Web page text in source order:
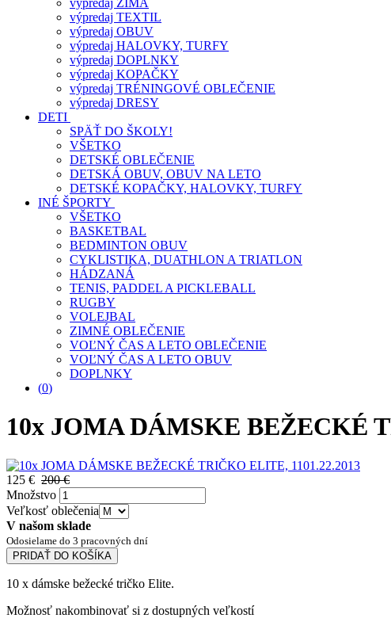
výpredaj ZIMA
výpredaj TEXTIL
výpredaj OBUV
výpredaj HALOVKY, TURFY
výpredaj DOPLNKY
výpredaj KOPAČKY
výpredaj TRÉNINGOVÉ OBLEČENIE
výpredaj DRESY
DETI
SPÄŤ DO ŠKOLY!
VŠETKO
DETSKÉ OBLEČENIE
DETSKÁ OBUV, OBUV NA LETO
DETSKÉ KOPAČKY, HALOVKY, TURFY
INÉ ŠPORTY
VŠETKO
BASKETBAL
BEDMINTON OBUV
CYKLISTIKA, DUATHLON A TRIATLON
HÁDZANÁ
TENIS, PADDEL A PICKLEBALL
RUGBY
VOLEJBAL
ZIMNÉ OBLEČENIE
VOĽNÝ ČAS A LETO OBLEČENIE
VOĽNÝ ČAS A LETO OBUV
DOPLNKY
(0)
10x JOMA DÁMSKE BEŽECKÉ
125 € 200 €
Množstvo
Veľkosť oblečenia
V našom sklade
Odosielame do 3 pracovných dní
PRIDAŤ DO KOŠÍKA
10 x dámske bežecké tričko Elite.
Možnosť nakombinovať si z dostupných veľkostí